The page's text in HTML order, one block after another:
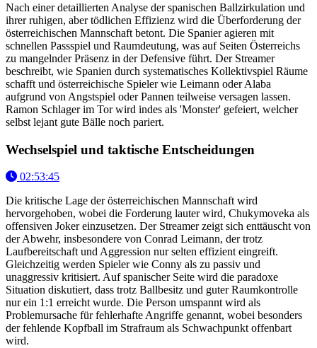
Nach einer detaillierten Analyse der spanischen Ballzirkulation und
ihrer ruhigen, aber tödlichen Effizienz wird die Überforderung der
österreichischen Mannschaft betont. Die Spanier agieren mit
schnellen Passspiel und Raumdeutung, was auf Seiten Österreichs
zu mangelnder Präsenz in der Defensive führt. Der Streamer
beschreibt, wie Spanien durch systematisches Kollektivspiel Räume
schafft und österreichische Spieler wie Leimann oder Alaba
aufgrund von Angstspiel oder Pannen teilweise versagen lassen.
Ramon Schlager im Tor wird indes als 'Monster' gefeiert, welcher
selbst lejant gute Bälle noch pariert.
Wechselspiel und taktische Entscheidungen
02:53:45
Die kritische Lage der österreichischen Mannschaft wird
hervorgehoben, wobei die Forderung lauter wird, Chukymoveka als
offensiven Joker einzusetzen. Der Streamer zeigt sich enttäuscht von
der Abwehr, insbesondere von Conrad Leimann, der trotz
Laufbereitschaft und Aggression nur selten effizient eingreift.
Gleichzeitig werden Spieler wie Conny als zu passiv und
unaggressiv kritisiert. Auf spanischer Seite wird die paradoxe
Situation diskutiert, dass trotz Ballbesitz und guter Raumkontrolle
nur ein 1:1 erreicht wurde. Die Person umspannt wird als
Problemursache für fehlerhafte Angriffe genannt, wobei besonders
der fehlende Kopfball im Strafraum als Schwachpunkt offenbart
wird.